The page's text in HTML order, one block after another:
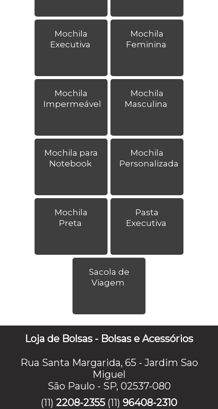
Mochila
Executiva
Mochila
Feminina
Mochila
Impermeável
Mochila
Masculina
Mochila para
Notebook
Mochila
Personalizada
Mochila
Preta
Pasta
Executiva
Sacola de
Viagem
Loja de Bolsas - Bolsas e Acessórios
Rua Santa Margarida, 65 - Jardim Sao
Miguel
São Paulo - SP, 02537-080
(11) 2208-2355 (11) 96408-2310